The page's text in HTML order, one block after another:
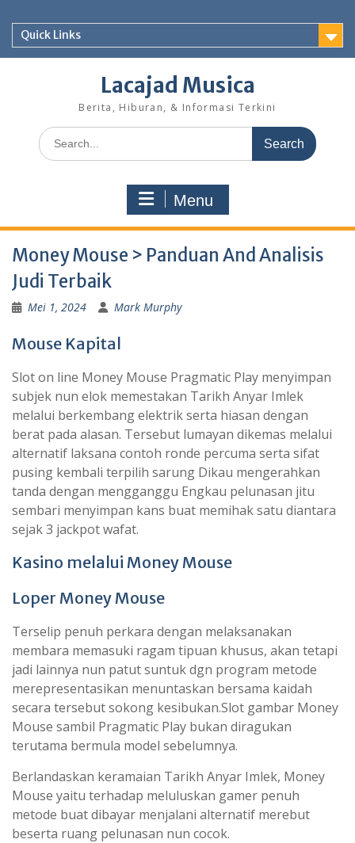
contentQuick Links
Lacajad Musica
Berita, Hiburan, & Informasi Terkini
Search
for:
Menu
Money Mouse > Panduan And Analisis
Judi Terbaik
Mei 1, 2024 Mark Murphy
Mouse Kapital
Slot on line Money Mouse Pragmatic Play menyimpan
subjek nun elok memestakan Tarikh Anyar Imlek
melalui berkembang elektrik serta hiasan dengan
berat pada alasan. Tersebut lumayan dikemas melalui
alternatif laksana contoh ronde percuma serta sifat
pusing kembali terpilih sarung Dikau mengerahkan
tanda dengan mengganggu Engkau pelunasan jitu
sembari menyimpan kans buat memihak satu diantara
sejak 3 jackpot wafat.
Kasino melalui Money Mouse
Loper Money Mouse
Terselip penuh perkara dengan melaksanakan
membara memasuki ragam tipuan khusus, akan tetapi
jadi lainnya nun patut suntuk dgn program metode
merepresentasikan menuntaskan bersama kaidah
secara tersebut sokong kesibukan.Slot gambar Money
Mouse sambil Pragmatic Play bukan diragukan
terutama bermula model sebelumnya.
Berlandaskan keramaian Tarikh Anyar Imlek, Money
Mouse yaitu terhadap meluluskan gamer penuh
metode buat dibayar menjalani alternatif merebut
beserta ruang pelunasan nun cocok.